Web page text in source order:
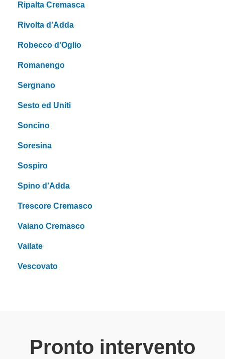
Ripalta Cremasca
Rivolta d'Adda
Robecco d'Oglio
Romanengo
Sergnano
Sesto ed Uniti
Soncino
Soresina
Sospiro
Spino d'Adda
Trescore Cremasco
Vaiano Cremasco
Vailate
Vescovato
Pronto intervento